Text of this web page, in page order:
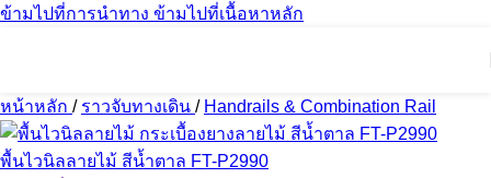
ข้ามไปที่การนำทาง ข้ามไปที่เนื้อหาหลัก
หน้าหลัก / ราวจับทางเดิน / Handrails & Combination Rail
พื้นไวนิลลายไม้ สีน้ำตาล FT-P2990